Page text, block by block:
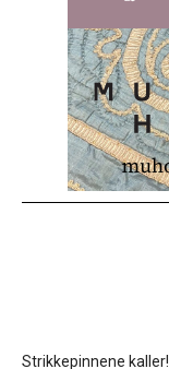
Strikkepinnene kaller!